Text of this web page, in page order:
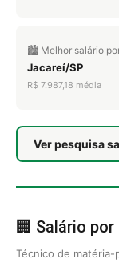
🏙️ Melhor salário
Jacareí/SP
R$ 7.987,18 média
Ver pesquisa
🏢 Salário
Técnico de matéria-